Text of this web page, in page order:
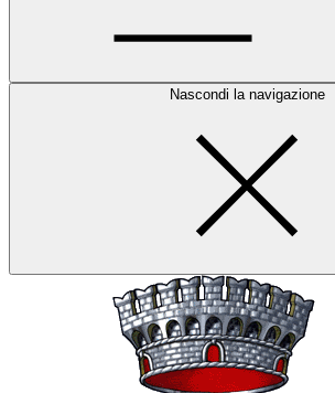
Nascondi la navigazione